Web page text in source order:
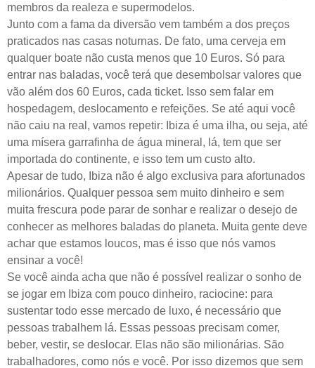
membros da realeza e supermodelos.
Junto com a fama da diversão vem também a dos preços
praticados nas casas noturnas. De fato, uma cerveja em
qualquer boate não custa menos que 10 Euros. Só para
entrar nas baladas, você terá que desembolsar valores que
vão além dos 60 Euros, cada ticket. Isso sem falar em
hospedagem, deslocamento e refeições. Se até aqui você
não caiu na real, vamos repetir: Ibiza é uma ilha, ou seja, até
uma mísera garrafinha de água mineral, lá, tem que ser
importada do continente, e isso tem um custo alto.
Apesar de tudo, Ibiza não é algo exclusiva para afortunados
milionários. Qualquer pessoa sem muito dinheiro e sem
muita frescura pode parar de sonhar e realizar o desejo de
conhecer as melhores baladas do planeta. Muita gente deve
achar que estamos loucos, mas é isso que nós vamos
ensinar a você!
Se você ainda acha que não é possível realizar o sonho de
se jogar em Ibiza com pouco dinheiro, raciocine: para
sustentar todo esse mercado de luxo, é necessário que
pessoas trabalhem lá. Essas pessoas precisam comer,
beber, vestir, se deslocar. Elas não são milionárias. São
trabalhadores, como nós e você. Por isso dizemos que sem